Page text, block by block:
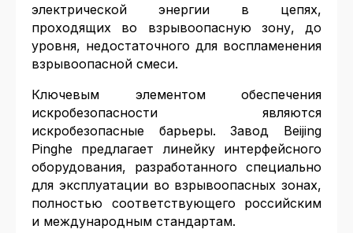
электрической энергии в цепях,
проходящих во взрывоопасную зону, до
уровня, недостаточного для воспламенения
взрывоопасной смеси.
Ключевым элементом обеспечения
искробезопасности являются
искробезопасные барьеры. Завод Beijing
Pinghe предлагает линейку интерфейсного
оборудования, разработанного специально
для эксплуатации во взрывоопасных зонах,
полностью соответствующего российским
и международным стандартам.